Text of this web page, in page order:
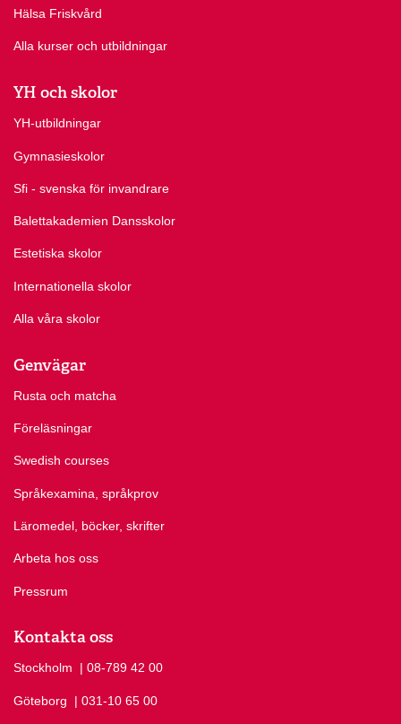
Hälsa Friskvård
Alla kurser och utbildningar
YH och skolor
YH-utbildningar
Gymnasieskolor
Sfi - svenska för invandrare
Balettakademien Dansskolor
Estetiska skolor
Internationella skolor
Alla våra skolor
Genvägar
Rusta och matcha
Föreläsningar
Swedish courses
Språkexamina, språkprov
Läromedel, böcker, skrifter
Arbeta hos oss
Pressrum
Kontakta oss
Stockholm Ring Stockholm på
| 08-789 42 00
Göteborg Ring Göteborg på
| 031-10 65 00